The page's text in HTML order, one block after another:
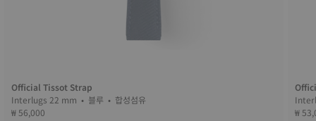
Official Tissot Strap
Interlugs 22 mm • 블루 • 합성섬유
₩ 56,000
₩